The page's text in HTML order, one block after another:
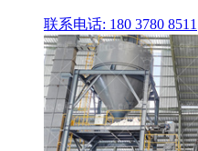
联系电话: 180 3780 8511